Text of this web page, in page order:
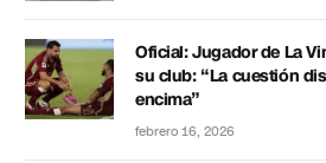
Oficial: Jugador de La
su club: “La cuestión
encima”
febrero 16, 2026